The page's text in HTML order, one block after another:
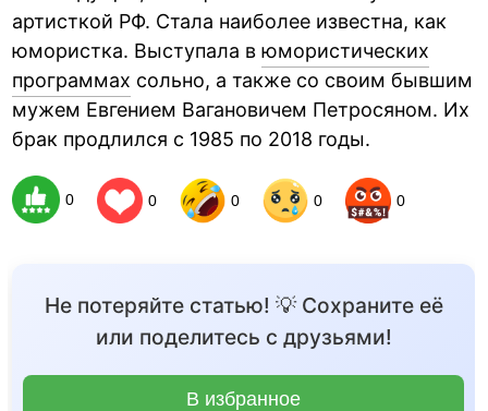
артисткой РФ. Стала наиболее известна, как
юмористка. Выступала вюмористических
программах сольно, а также со своим бывшим
мужем Евгением Вагановичем Петросяном. Их
брак продлился с 1985 по 2018 годы.
0 0 0 0 0
Не потеряйте статью! 💡 Сохраните её
или поделитесь с друзьями!
В избранное